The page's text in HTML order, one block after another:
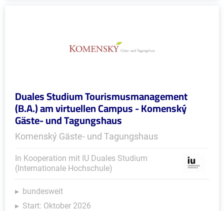
Duales Studium Tourismusmanagement
(B.A.) am virtuellen Campus - Komenský
Gäste- und Tagungshaus
Komenský Gäste- und Tagungshaus
In Kooperation mit IU Duales Studium
(Internationale Hochschule)
bundesweit
Start: Oktober 2026